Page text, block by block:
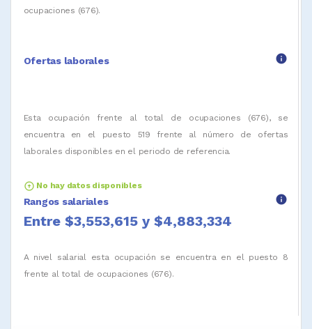
ocupaciones (676).
Ofertas laborales info
Esta ocupación frente al total de ocupaciones (676), se
encuentra en el puesto 519 frente al número de ofertas
laborales disponibles en el periodo de referencia.
arrow_circle_up No hay datos disponibles
Rangos salariales info
Entre $3,553,615 y $4,883,334
A nivel salarial esta ocupación se encuentra en el puesto 8
frente al total de ocupaciones (676).